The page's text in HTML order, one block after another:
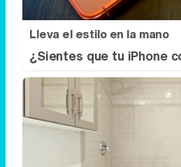
Lleva el estilo en la mano
¿Sientes que tu iPhone